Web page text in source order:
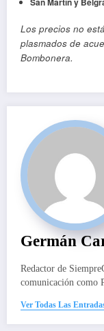
Los precios no
plasmados de
Bombonera.
Germán
Redactor de
comunicación como
Ver Todas Las